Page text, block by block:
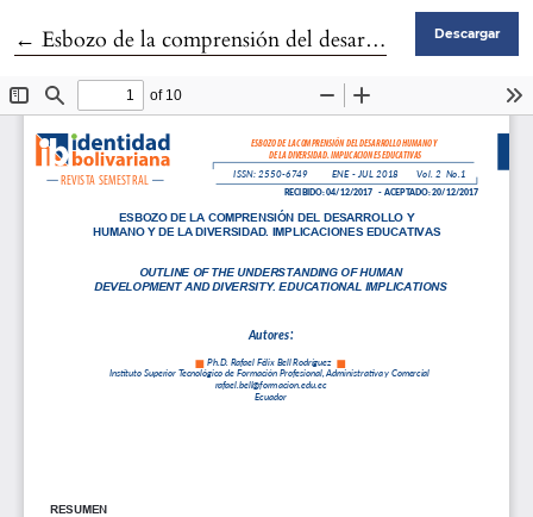
← Volver a los detalles del artículo
Esbozo de la comprensión del desarrollo humano y de la diversidad. Implicaciones educativas. Descargar